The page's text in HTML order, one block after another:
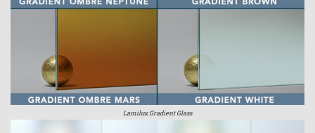
Lamilux Gradient Glass